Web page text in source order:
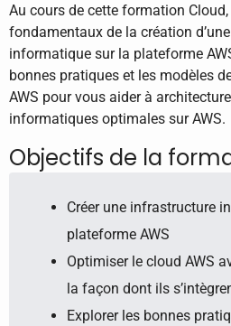
Au cours de cette formation
fondamentaux de la création
informatique sur la plateforme
bonnes pratiques et les modèles
AWS pour vous aider à
informatiques optimales sur AWS.
Objectifs de la
Créer une infrastructure
plateforme AWS
Optimiser le cloud AWS
la façon dont ils
Explorer les bonnes